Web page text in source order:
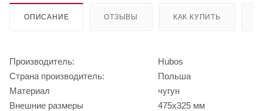
ОПИСАНИЕ ОТЗЫВЫ КАК КУПИТЬ
Производитель:
Hubos
Страна производитель:
Польша
Материал
чугун
Внешние размеры
475х325 мм